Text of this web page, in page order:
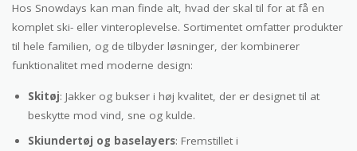
Hos Snowdays kan man finde alt, hvad der skal til for at få en
komplet ski- eller vinteroplevelse. Sortimentet omfatter produkter
til hele familien, og de tilbyder løsninger, der kombinerer
funktionalitet med moderne design:
Skitøj: Jakker og bukser i høj kvalitet, der er designet til at
beskytte mod vind, sne og kulde.
Skiundertøj og baselayers: Fremstillet i